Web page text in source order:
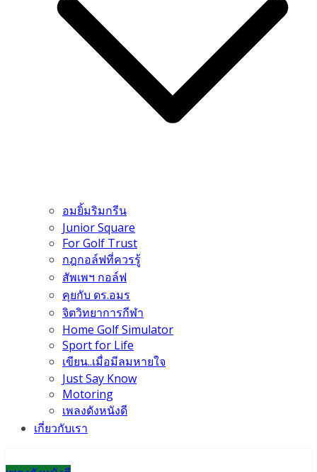
อมยิ้มริมกรีน
Junior Square
For Golf Trust
กฎกอล์ฟที่ควรรู้
สัพเพฯ กอล์ฟ
คุยกับ ดร.อมร
จิตวิทยาการกีฬา
Home Golf Simulator
Sport for Life
เขียน..เมื่อมีลมหายใจ
Just Say Know
Motoring
เพลงดังหนังดี
เกี่ยวกับเรา